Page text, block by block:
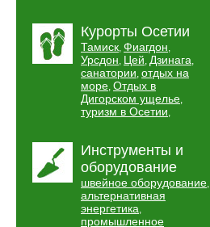
Курорты Осетии
Тамиск, Фиагдон,
Урсдон, Цей, Дзинага,
санатории, отдых на
море, Отдых в
Дигорском ущелье,
туризм в Осетии,
Инструменты и
оборудование
швейное оборудование,
альтернативная
энергетика,
промышленное